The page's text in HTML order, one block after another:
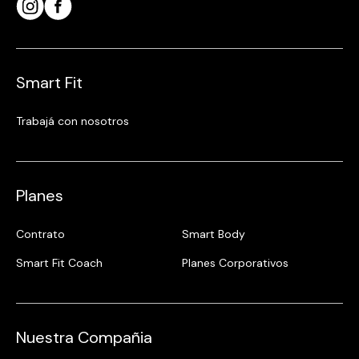
Smart Fit
Trabajá con nosotros
Planes
Contrato
Smart Body
Smart Fit Coach
Planes Corporativos
Nuestra Compañia